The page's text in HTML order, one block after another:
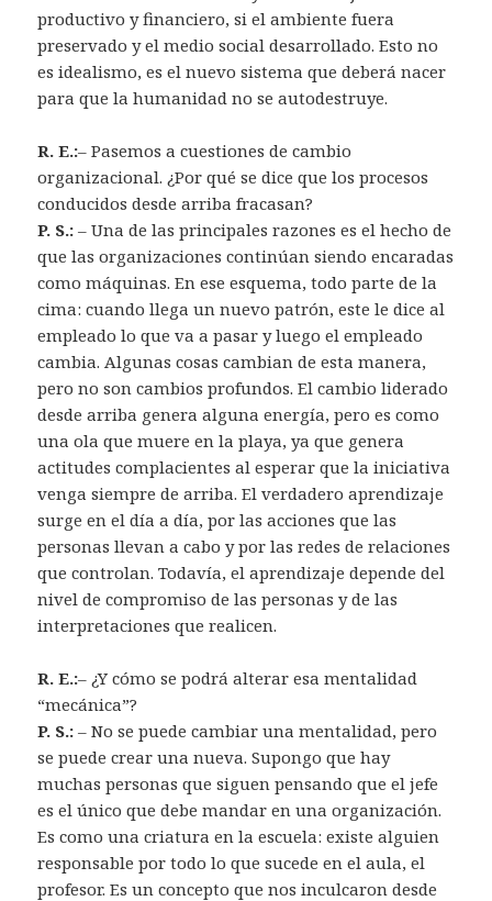
productivo y financiero, si el ambiente fuera
preservado y el medio social desarrollado. Esto no
es idealismo, es el nuevo sistema que deberá nacer
para que la humanidad no se autodestruye.
R. E.:– Pasemos a cuestiones de cambio
organizacional. ¿Por qué se dice que los procesos
conducidos desde arriba fracasan?
P. S.: – Una de las principales razones es el hecho de
que las organizaciones continúan siendo encaradas
como máquinas. En ese esquema, todo parte de la
cima: cuando llega un nuevo patrón, este le dice al
empleado lo que va a pasar y luego el empleado
cambia. Algunas cosas cambian de esta manera,
pero no son cambios profundos. El cambio liderado
desde arriba genera alguna energía, pero es como
una ola que muere en la playa, ya que genera
actitudes complacientes al esperar que la iniciativa
venga siempre de arriba. El verdadero aprendizaje
surge en el día a día, por las acciones que las
personas llevan a cabo y por las redes de relaciones
que controlan. Todavía, el aprendizaje depende del
nivel de compromiso de las personas y de las
interpretaciones que realicen.
R. E.:– ¿Y cómo se podrá alterar esa mentalidad
“mecánica”?
P. S.: – No se puede cambiar una mentalidad, pero
se puede crear una nueva. Supongo que hay
muchas personas que siguen pensando que el jefe
es el único que debe mandar en una organización.
Es como una criatura en la escuela: existe alguien
responsable por todo lo que sucede en el aula, el
profesor. Es un concepto que nos inculcaron desde